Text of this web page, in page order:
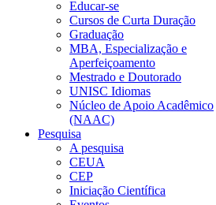
Educar-se
Cursos de Curta Duração
Graduação
MBA, Especialização e
Aperfeiçoamento
Mestrado e Doutorado
UNISC Idiomas
Núcleo de Apoio Acadêmico
(NAAC)
Pesquisa
A pesquisa
CEUA
CEP
Iniciação Científica